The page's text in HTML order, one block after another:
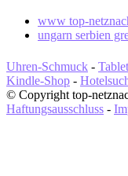
www top-
ungarn serbien
Uhren-Schmuck -
Kindle-Shop -
© Copyright top-
Haftungsausschluss -